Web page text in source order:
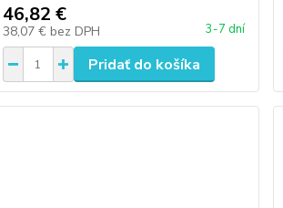
46,82 €
38,07 € bez DPH 3-7 dní
Pridať do košíka